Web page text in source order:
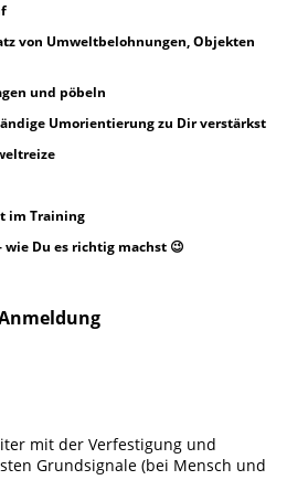
von Umweltbelohnungen, Objekten
und pöbeln
Umorientierung zu Dir verstärkst
im Training
Du es richtig machst 😉
mit der Verfestigung und
Grundsignale (bei Mensch und